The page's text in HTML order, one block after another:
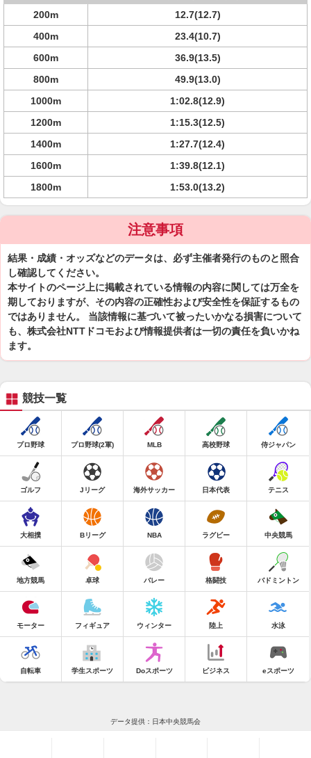
200m
12.7(12.7)
400m
23.4(10.7)
600m
36.9(13.5)
800m
49.9(13.0)
1000m
1:02.8(12.9)
1200m
1:15.3(12.5)
1400m
1:27.7(12.4)
1600m
1:39.8(12.1)
1800m
1:53.0(13.2)
注意事項
結果・成績・オッズなどのデータは、必ず主催者発行のものと照合
し確認してください。
本サイトのページ上に掲載されている情報の内容に関しては万全を
期しておりますが、その内容の正確性および安全性を保証するもの
ではありません。 当該情報に基づいて被ったいかなる損害について
も、株式会社NTTドコモおよび情報提供者は一切の責任を負いかね
ます。
競技一覧
プロ野球 プロ野球(2軍) MLB 高校野球 侍ジャパン
ゴルフ Jリーグ 海外サッカー 日本代表 テニス
大相撲 Bリーグ NBA ラグビー 中央競馬
地方競馬 卓球 バレー 格闘技 バドミントン
モーター フィギュア ウィンター 陸上 水泳
自転車 学生スポーツ Doスポーツ ビジネス eスポーツ
データ提供：日本中央競馬会